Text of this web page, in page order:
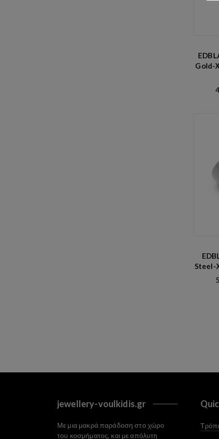
Gold-
Steel-
jewellery-voulkidis.gr
Με μια μακρά παράδοση στο χώρο
του κοσμήματος, και με απόλυτη